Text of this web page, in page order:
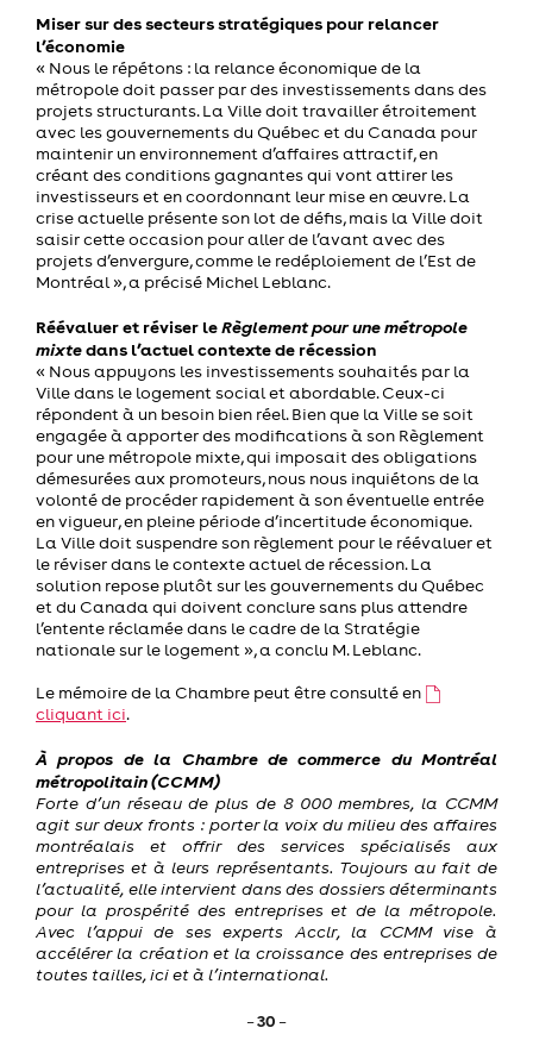
Miser sur des secteurs stratégiques pour relancer
l’économie
« Nous le répétons : la relance économique de la
métropole doit passer par des investissements dans des
projets structurants. La Ville doit travailler étroitement
avec les gouvernements du Québec et du Canada pour
maintenir un environnement d’affaires attractif, en
créant des conditions gagnantes qui vont attirer les
investisseurs et en coordonnant leur mise en œuvre. La
crise actuelle présente son lot de défis, mais la Ville doit
saisir cette occasion pour aller de l’avant avec des
projets d’envergure, comme le redéploiement de l’Est de
Montréal », a précisé Michel Leblanc.
Réévaluer et réviser leRèglement pour une métropole
mixtedans l’actuel contexte de récession
« Nous appuyons les investissements souhaités par la
Ville dans le logement social et abordable. Ceux-ci
répondent à un besoin bien réel. Bien que la Ville se soit
engagée à apporter des modifications à son Règlement
pour une métropole mixte, qui imposait des obligations
démesurées aux promoteurs, nous nous inquiétons de la
volonté de procéder rapidement à son éventuelle entrée
en vigueur, en pleine période d’incertitude économique.
La Ville doit suspendre son règlement pour le réévaluer et
le réviser dans le contexte actuel de récession. La
solution repose plutôt sur les gouvernements du Québec
et du Canada qui doivent conclure sans plus attendre
l’entente réclamée dans le cadre de la Stratégie
nationale sur le logement », a conclu M. Leblanc.
Le mémoire de la Chambre peut être consulté en
cliquant ici.
À propos de la Chambre de commerce du Montréal
métropolitain (CCMM)
Forte d’un réseau de plus de 8 000 membres, la CCMM
agit sur deux fronts : porter la voix du milieu des affaires
montréalais et offrir des services spécialisés aux
entreprises et à leurs représentants. Toujours au fait de
l’actualité, elle intervient dans des dossiers déterminants
pour la prospérité des entreprises et de la métropole.
Avec l’appui de ses experts Acclr, la CCMM vise à
accélérer la création et la croissance des entreprises de
toutes tailles, ici et à l’international.
–30 –